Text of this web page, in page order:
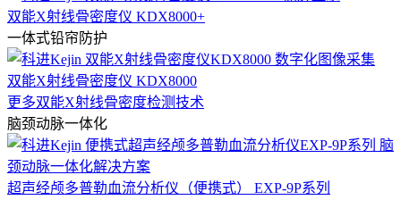
双能X射线骨密度仪 KDX8000+
一体式铅帘防护
双能X射线骨密度仪 KDX8000
更多双能X射线骨密度检测技术
脑颈动脉一体化
超声经颅多普勒血流分析仪（便携式） EXP-9P系列